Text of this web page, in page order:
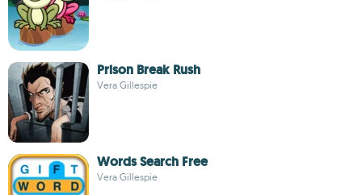
Prison Break Rush
Vera Gillespie
Words Search Free
Vera Gillespie